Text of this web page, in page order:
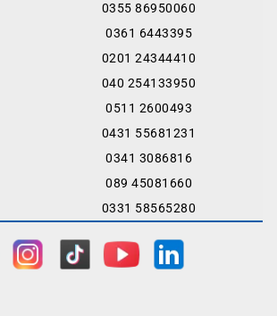
0355 86950060
0361 6443395
0201 24344410
040 254133950
0511 2600493
0431 55681231
0341 3086816
089 45081660
0331 58565280